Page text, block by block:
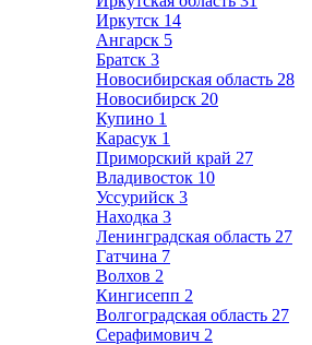
Иркутск 14
Ангарск 5
Братск 3
Новосибирская область 28
Новосибирск 20
Купино 1
Карасук 1
Приморский край 27
Владивосток 10
Уссурийск 3
Находка 3
Ленинградская область 27
Гатчина 7
Волхов 2
Кингисепп 2
Волгоградская область 27
Серафимович 2